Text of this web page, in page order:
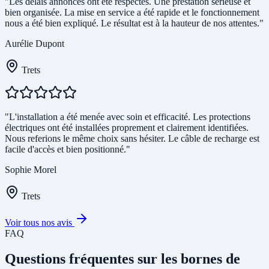
bien organisée. La mise en service a été rapide et le fonctionnement
nous a été bien expliqué. Le résultat est à la hauteur de nos attentes."
Aurélie Dupont
Trets
"L'installation a été menée avec soin et efficacité. Les protections
électriques ont été installées proprement et clairement identifiées.
Nous referions le même choix sans hésiter. Le câble de recharge est
facile d'accès et bien positionné."
Sophie Morel
Trets
Voir tous nos avis
FAQ
Questions fréquentes sur les bornes de